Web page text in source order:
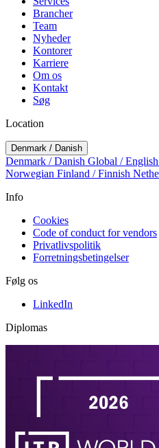
Brancher
Team
Nyheder
Kontorer
Karriere
Om os
Kontakt
Søg
Location
Denmark / Danish
Denmark / Danish Global / English
Norwegian Finland / Finnish
Info
Cookies
Code of conduct for vendors
Privatlivspolitik
Forretningsbetingelser
Følg os
LinkedIn
Diplomas